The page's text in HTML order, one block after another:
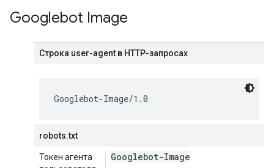
Googlebot Image
Строка user-agent в HTTP-запросах
Googlebot-Image/1.0
robots.txt
Токен агента
Googlebot-Image